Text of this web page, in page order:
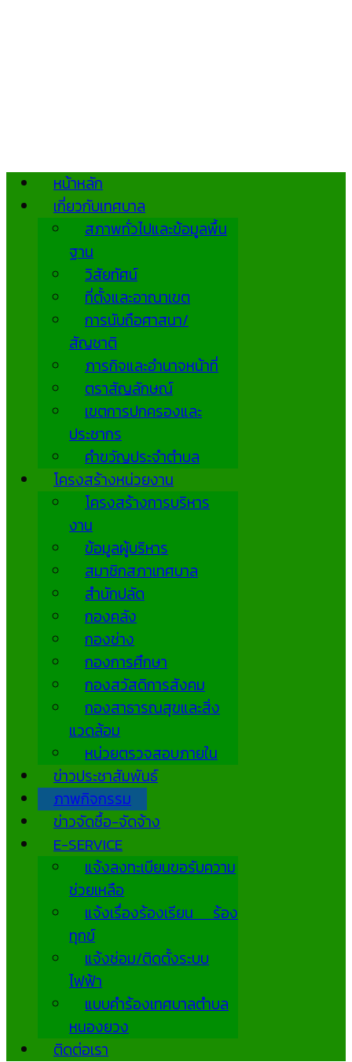
หน้าหลัก
เกี่ยวกับเทศบาล
สภาพทั่วไปและข้อมูลพื้น
ฐาน
วิสัยทัศน์
ที่ตั้งและอาณาเขต
การนับถือศาสนา/
สัญชาติ
ภารกิจและอำนาจหน้าที่
ตราสัญลักษณ์
เขตการปกครองและ
ประชากร
คำขวัญประจำตำบล
โครงสร้างหน่วยงาน
โครงสร้างการบริหาร
งาน
ข้อมูลผู้บริหาร
สมาชิกสภาเทศบาล
สำนักปลัด
กองคลัง
กองช่าง
กองการศึกษา
กองสวัสดิการสังคม
กองสาธารณสุขและสิ่ง
แวดล้อม
หน่วยตรวจสอบภายใน
ข่าวประชาสัมพันธ์
ภาพกิจกรรม
ข่าวจัดซื้อ-จัดจ้าง
E-SERVICE
แจ้งลงทะเบียนขอรับความ
ช่วยเหลือ
แจ้งเรื่องร้องเรียน ร้อง
ทุกข์
แจ้งซ่อม/ติดตั้งระบบ
ไฟฟ้า
แบบคำร้องเทศบาลตำบล
หนองยวง
ติดต่อเรา